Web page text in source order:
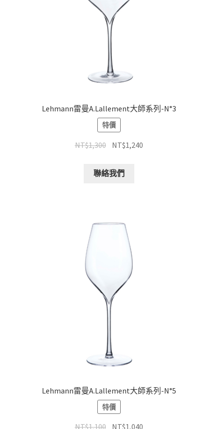
Lehmann雷曼A.Lallement大師系列-N°3
特價
NT$1,300 NT$1,240
聯絡我們
Lehmann雷曼A.Lallement大師系列-N°5
特價
NT$1,100 NT$1,040